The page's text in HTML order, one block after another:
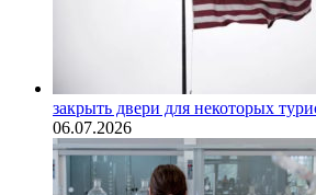
закрыть двери для некоторых
06.07.2026